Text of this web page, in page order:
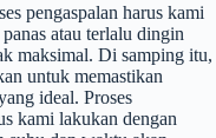
pengaspalan harus kami
atau terlalu dingin
maksimal. Di samping itu,
untuk memastikan
ideal. Proses
kami lakukan dengan